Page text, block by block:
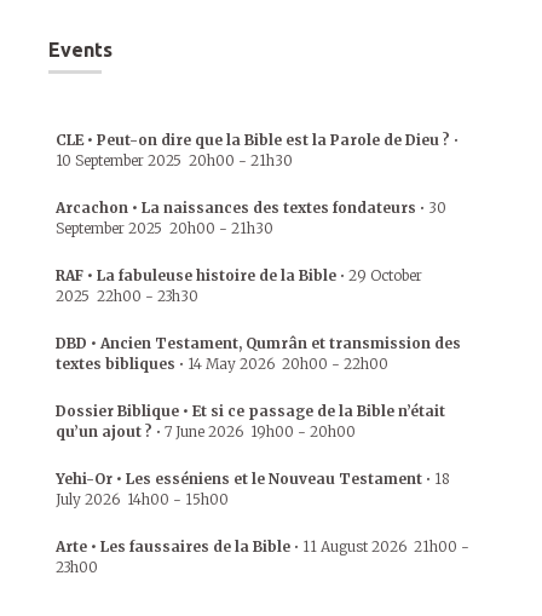
Events
CLE • Peut-on dire que la Bible est la Parole de Dieu ? •
10 September 2025 20h00 - 21h30
Arcachon • La naissances des textes fondateurs • 30
September 2025 20h00 - 21h30
RAF • La fabuleuse histoire de la Bible • 29 October
2025 22h00 - 23h30
DBD • Ancien Testament, Qumrân et transmission des
textes bibliques • 14 May 2026 20h00 - 22h00
Dossier Biblique • Et si ce passage de la Bible n’était
qu’un ajout ? • 7 June 2026 19h00 - 20h00
Yehi-Or • Les esséniens et le Nouveau Testament • 18
July 2026 14h00 - 15h00
Arte • Les faussaires de la Bible • 11 August 2026 21h00 -
23h00